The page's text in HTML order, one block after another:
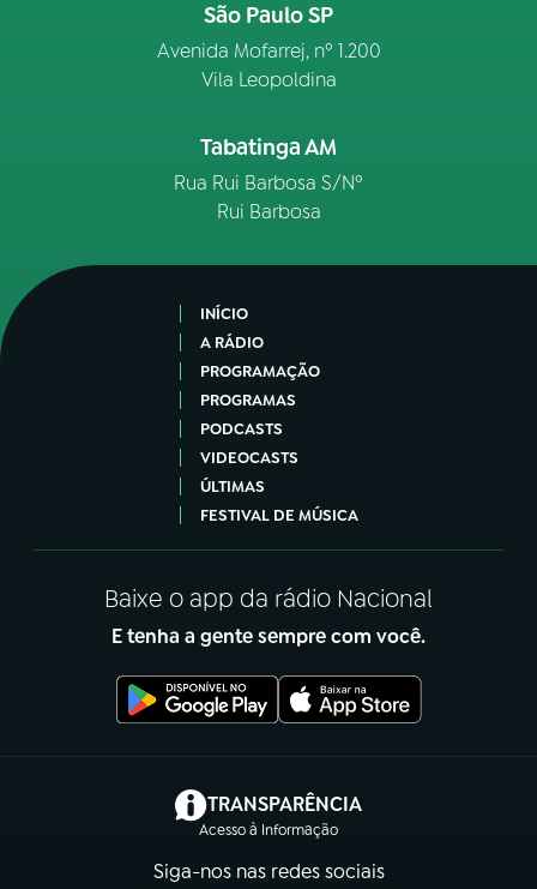
São Paulo SP
Avenida Mofarrej, nº 1.200
Vila Leopoldina
Tabatinga AM
Rua Rui Barbosa S/Nº
Rui Barbosa
INÍCIO
A RÁDIO
PROGRAMAÇÃO
PROGRAMAS
PODCASTS
VIDEOCASTS
ÚLTIMAS
FESTIVAL DE MÚSICA
Baixe o app da rádio Nacional
E tenha a gente sempre com você.
TRANSPARÊNCIA
Acesso à Informação
(abre em nova aba)
Siga-nos nas redes sociais